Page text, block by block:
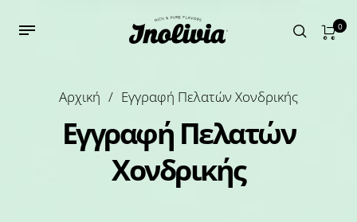
0
Αρχική / Εγγραφή Πελατών Χονδρικής
Εγγραφή Πελατών
Χονδρικής